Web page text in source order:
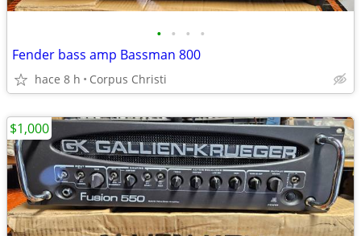
• • • •
Fender bass amp Bassman 800
hace 8 h Corpus Christi
$1,000